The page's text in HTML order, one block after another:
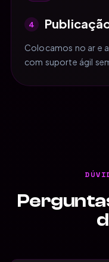
4
Colocamos no ar e
com suporte ágil